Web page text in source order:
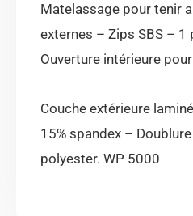
Matelassage pour tenir
externes – Zips SBS – 1
Ouverture intérieure
Couche extérieure
15% spandex –
polyester. WP 5000